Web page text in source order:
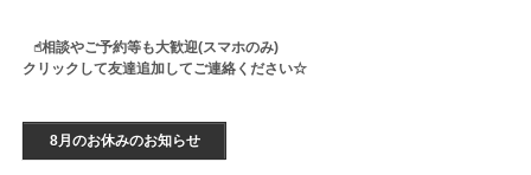
☝︎相談やご予約等も大歓迎(スマホのみ)
クリックして友達追加してご連絡ください☆
8月のお休みのお知らせ